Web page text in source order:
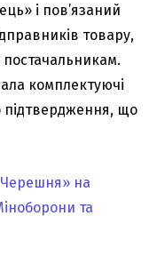
і пов’язаний
товару,
комплектуючі
підтвердження, що
на
та